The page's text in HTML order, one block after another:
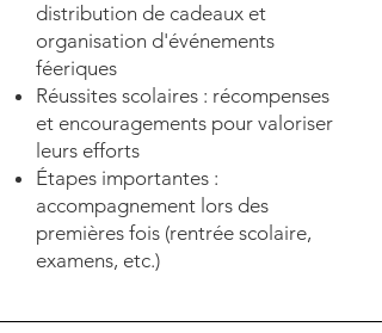
distribution de cadeaux et
organisation d'événements
féeriques
Réussites scolaires : récompenses
et encouragements pour valoriser
leurs efforts
Étapes importantes :
accompagnement lors des
premières fois (rentrée scolaire,
examens, etc.)